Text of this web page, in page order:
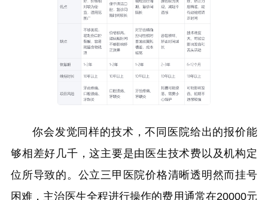
你会发觉同样的技术，不同医院给出的报价能
够相差好几千，这主要是由医生技术费以及机构定
位所导致的。公立三甲医院价格清晰透明然而挂号
困难，主治医生全程进行操作的费用通常在20000元